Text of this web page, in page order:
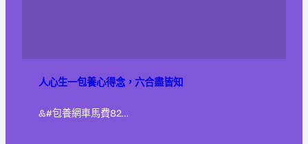
人心生一包養心得念，六合盡皆知
&#包養網車馬費82…